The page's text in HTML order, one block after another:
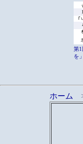
第1
を」
ホーム